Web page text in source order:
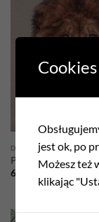
DEKORACJE
Poszewka
65,00
Cookies
jest ok, po
Możesz też
klikając